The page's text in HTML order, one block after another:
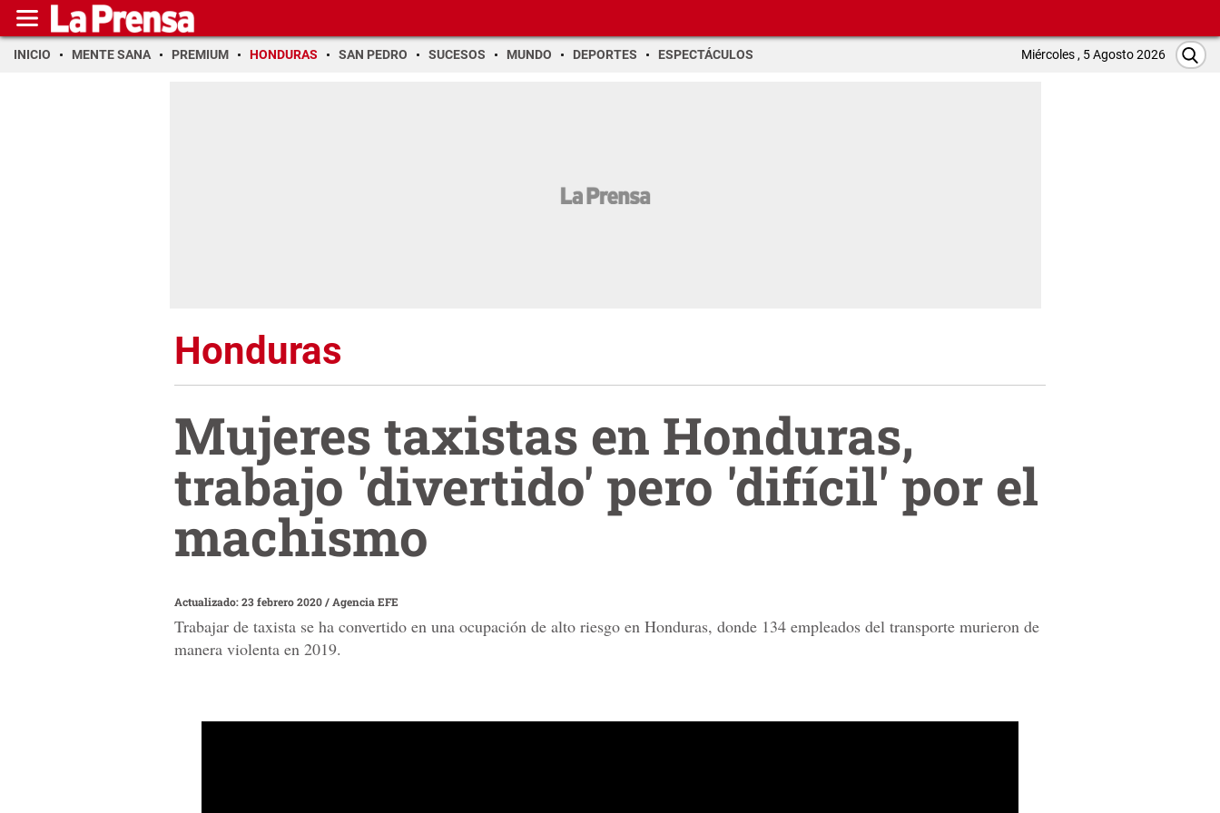
INICIO MENTE SANA PREMIUM HONDURAS SAN PEDRO SUCESOS MUNDO DEPORTES ESPECTÁCULOS Miércoles , 5 Agosto 2026
Honduras
Mujeres taxistas en Honduras,
trabajo 'divertido' pero 'difícil' por el
machismo
Actualizado: 23 febrero 2020/ Agencia EFE
Trabajar de taxista se ha convertido en una ocupación de alto riesgo en Honduras, donde 134 empleados del transporte murieron de
manera violenta en 2019.